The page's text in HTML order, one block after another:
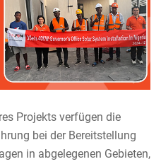
Projekts verfügen die
bei der Bereitstellung
in abgelegenen Gebieten,